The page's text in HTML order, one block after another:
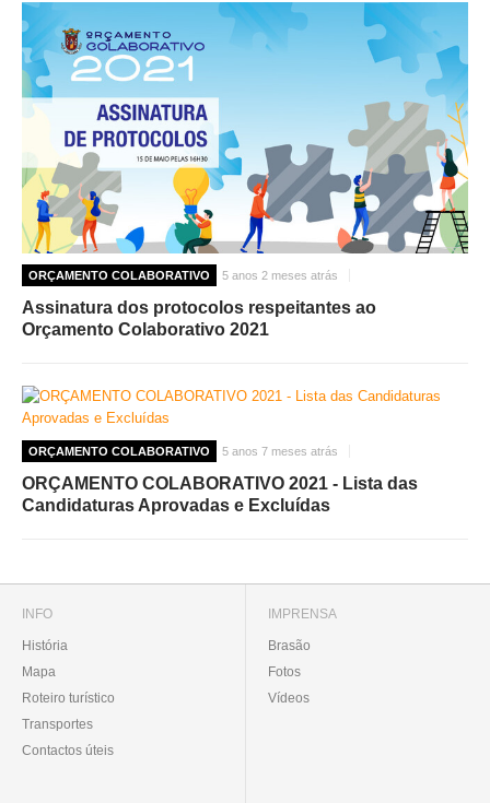
ORÇAMENTO COLABORATIVO 5 anos 2 meses atrás
Assinatura dos protocolos respeitantes ao
Orçamento Colaborativo 2021
ORÇAMENTO COLABORATIVO 5 anos 7 meses atrás
ORÇAMENTO COLABORATIVO 2021 - Lista das
Candidaturas Aprovadas e Excluídas
INFO
História
Mapa
Roteiro turístico
Transportes
Contactos úteis
IMPRENSA
Brasão
Fotos
Vídeos